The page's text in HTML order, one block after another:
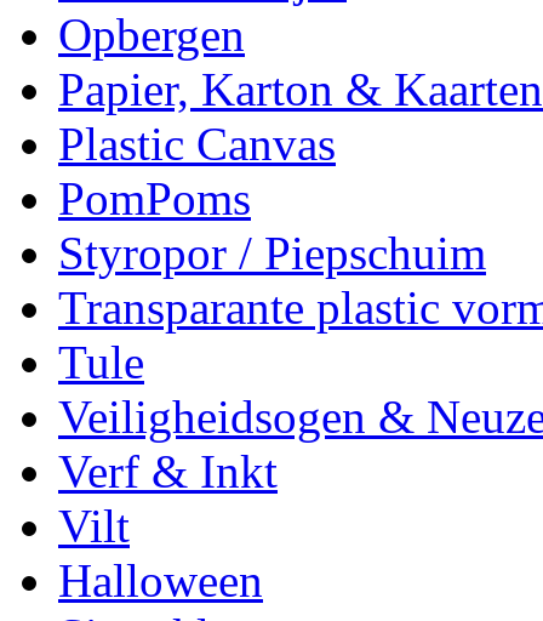
Opbergen
Papier, Karton & Kaarten
Plastic Canvas
PomPoms
Styropor / Piepschuim
Transparante plastic
Tule
Veiligheidsogen &
Verf & Inkt
Vilt
Halloween